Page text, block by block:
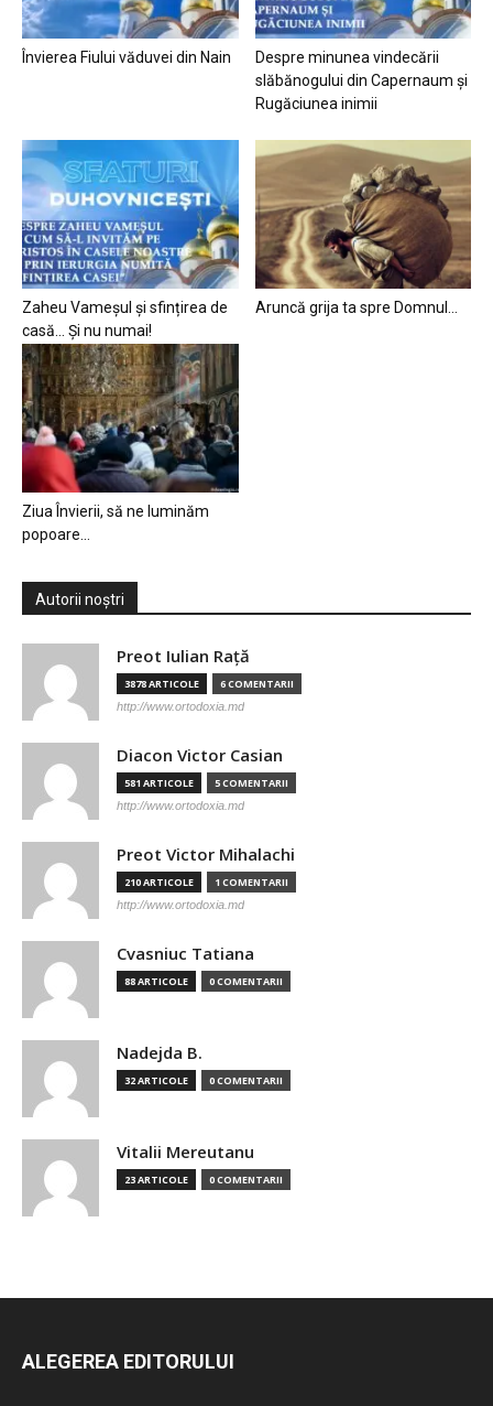
Învierea Fiului văduvei din Nain
Despre minunea vindecării
slăbănogului din Capernaum și
Rugăciunea inimii
Zaheu Vameșul și sfințirea de
casă… Și nu numai!
Aruncă grija ta spre Domnul…
Ziua Învierii, să ne luminăm
popoare…
Autorii noștri
Preot Iulian Raţă
3878 ARTICOLE 6 COMENTARII
http://www.ortodoxia.md
Diacon Victor Casian
581 ARTICOLE 5 COMENTARII
http://www.ortodoxia.md
Preot Victor Mihalachi
210 ARTICOLE 1 COMENTARII
http://www.ortodoxia.md
Cvasniuc Tatiana
88 ARTICOLE 0 COMENTARII
Nadejda B.
32 ARTICOLE 0 COMENTARII
Vitalii Mereutanu
23 ARTICOLE 0 COMENTARII
ALEGEREA EDITORULUI